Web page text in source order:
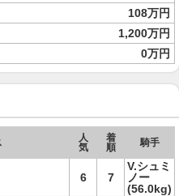
108万円
1,200万円
0万円
人
気
着
順
騎手
6 7
V.シュミ
ノー
(56.0kg)